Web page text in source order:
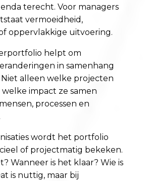
terecht. Voor managers
vermoeidheid,
oppervlakkige uitvoering.
helpt om
in samenhang
alleen welke projecten
welke impact ze samen
processen en
wordt het portfolio
of projectmatig bekeken.
Wanneer is het klaar? Wie is
is nuttig, maar bij